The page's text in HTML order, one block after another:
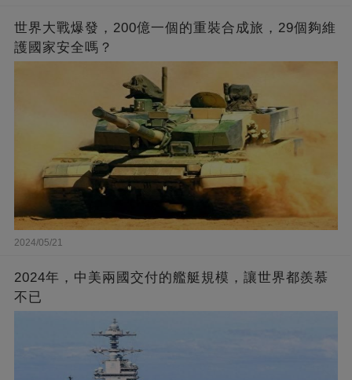
世界大戰爆發，200億一個的重裝合成旅，29個夠維
護國家安全嗎？
2024/05/21
2024年，中美兩國交付的艦艇規模，讓世界都羨慕
不已